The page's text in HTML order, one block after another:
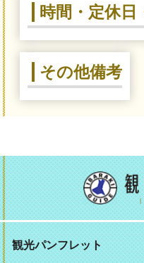
時間・定休日
その他備考
観光パンフレット